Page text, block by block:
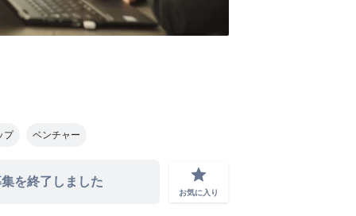
プ ベンチャー
を終了しました grade
お気に入り